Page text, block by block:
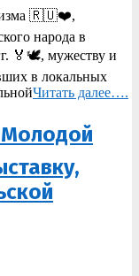
🇷🇺❤️,
народа в
🏅🕊️, мужеству и
в локальных
Читать далее….
Молодой